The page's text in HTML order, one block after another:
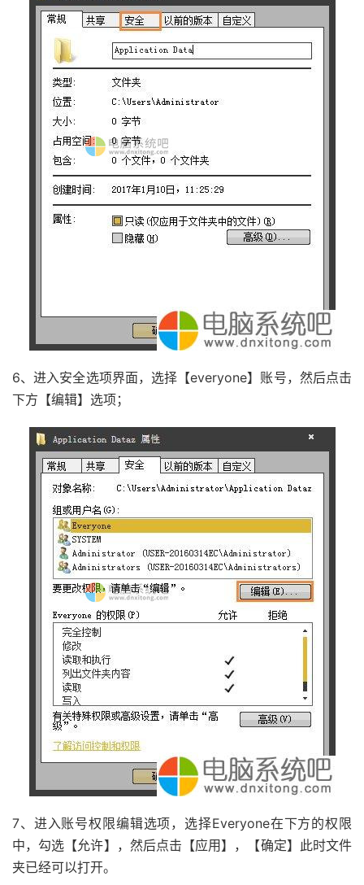
6、进入安全选项界面，选择【everyone】账号，然后点击
下方【编辑】选项；
7、进入账号权限编辑选项，选择Everyone在下方的权限
中，勾选【允许】，然后点击【应用】，【确定】此时文件
夹已经可以打开。